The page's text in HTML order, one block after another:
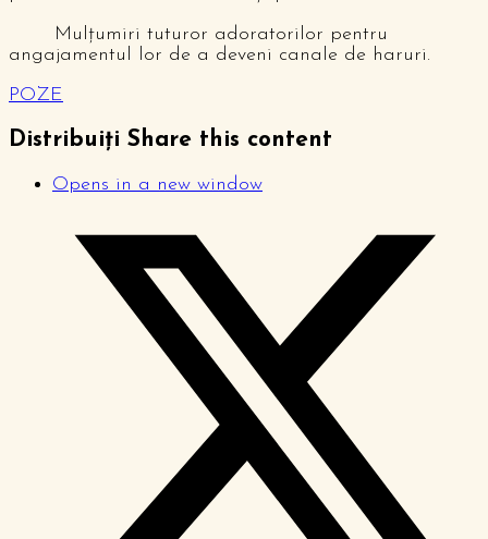
Mulțumiri tuturor adoratorilor pentru
angajamentul lor de a deveni canale de haruri.
POZE
Distribuiți Share this content
Opens in a new window